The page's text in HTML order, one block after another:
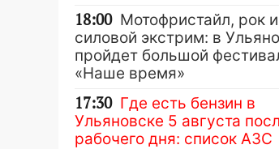
18:00 Мотофристайл, рок и
силовой экстрим: в
пройдет большой
«Наше время»
17:30 Где есть бензин в
Ульяновске 5 августа
рабочего дня: список АЗС